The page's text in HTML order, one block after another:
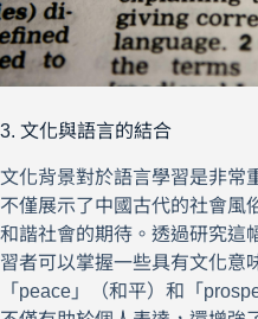
3. 文化與語言的結合
文化背景對於語言學習是非常
不僅展示了中國古代的社會風
和諧社會的期待。透過研究這
習者可以掌握一些具有文化意
「peace」（和平）和「